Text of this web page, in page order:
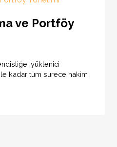
ve Portföy
yüklenici
kadar tüm sürece hakim